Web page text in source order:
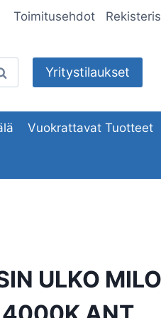
Toimitusehdot
Yritystilaukset
Vuokrattavat Tuotteet
ULKO